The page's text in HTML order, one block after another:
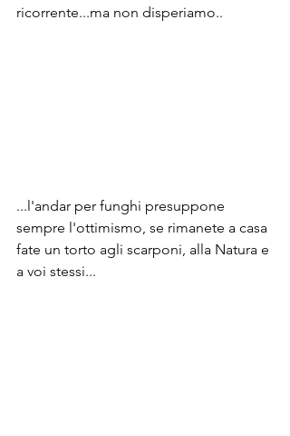
ricorrente...ma non disperiamo..
...l'andar per funghi presuppone
sempre l'ottimismo, se rimanete a casa
fate un torto agli scarponi, alla Natura e
a voi stessi...